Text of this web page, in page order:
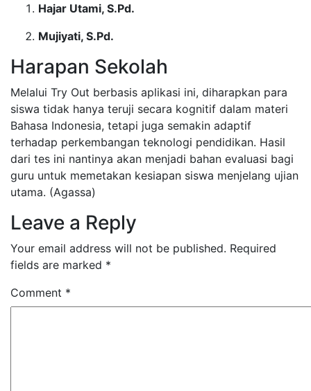
Hajar Utami, S.Pd.
Mujiyati, S.Pd.
Harapan Sekolah
Melalui Try Out berbasis aplikasi ini, diharapkan para
siswa tidak hanya teruji secara kognitif dalam materi
Bahasa Indonesia, tetapi juga semakin adaptif
terhadap perkembangan teknologi pendidikan. Hasil
dari tes ini nantinya akan menjadi bahan evaluasi bagi
guru untuk memetakan kesiapan siswa menjelang ujian
utama. (Agassa)
Leave a Reply
Your email address will not be published. Required
fields are marked *
Comment *